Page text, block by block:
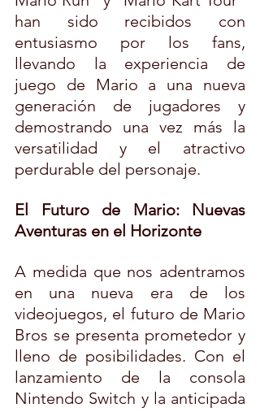
han sido recibidos con
entusiasmo por los fans,
llevando la experiencia de
juego de Mario a una nueva
generación de jugadores y
demostrando una vez más la
versatilidad y el atractivo
perdurable del personaje.
El Futuro de Mario: Nuevas
Aventuras en el Horizonte
A medida que nos adentramos
en una nueva era de los
videojuegos, el futuro de Mario
Bros se presenta prometedor y
lleno de posibilidades. Con el
lanzamiento de la consola
Nintendo Switch y la anticipada